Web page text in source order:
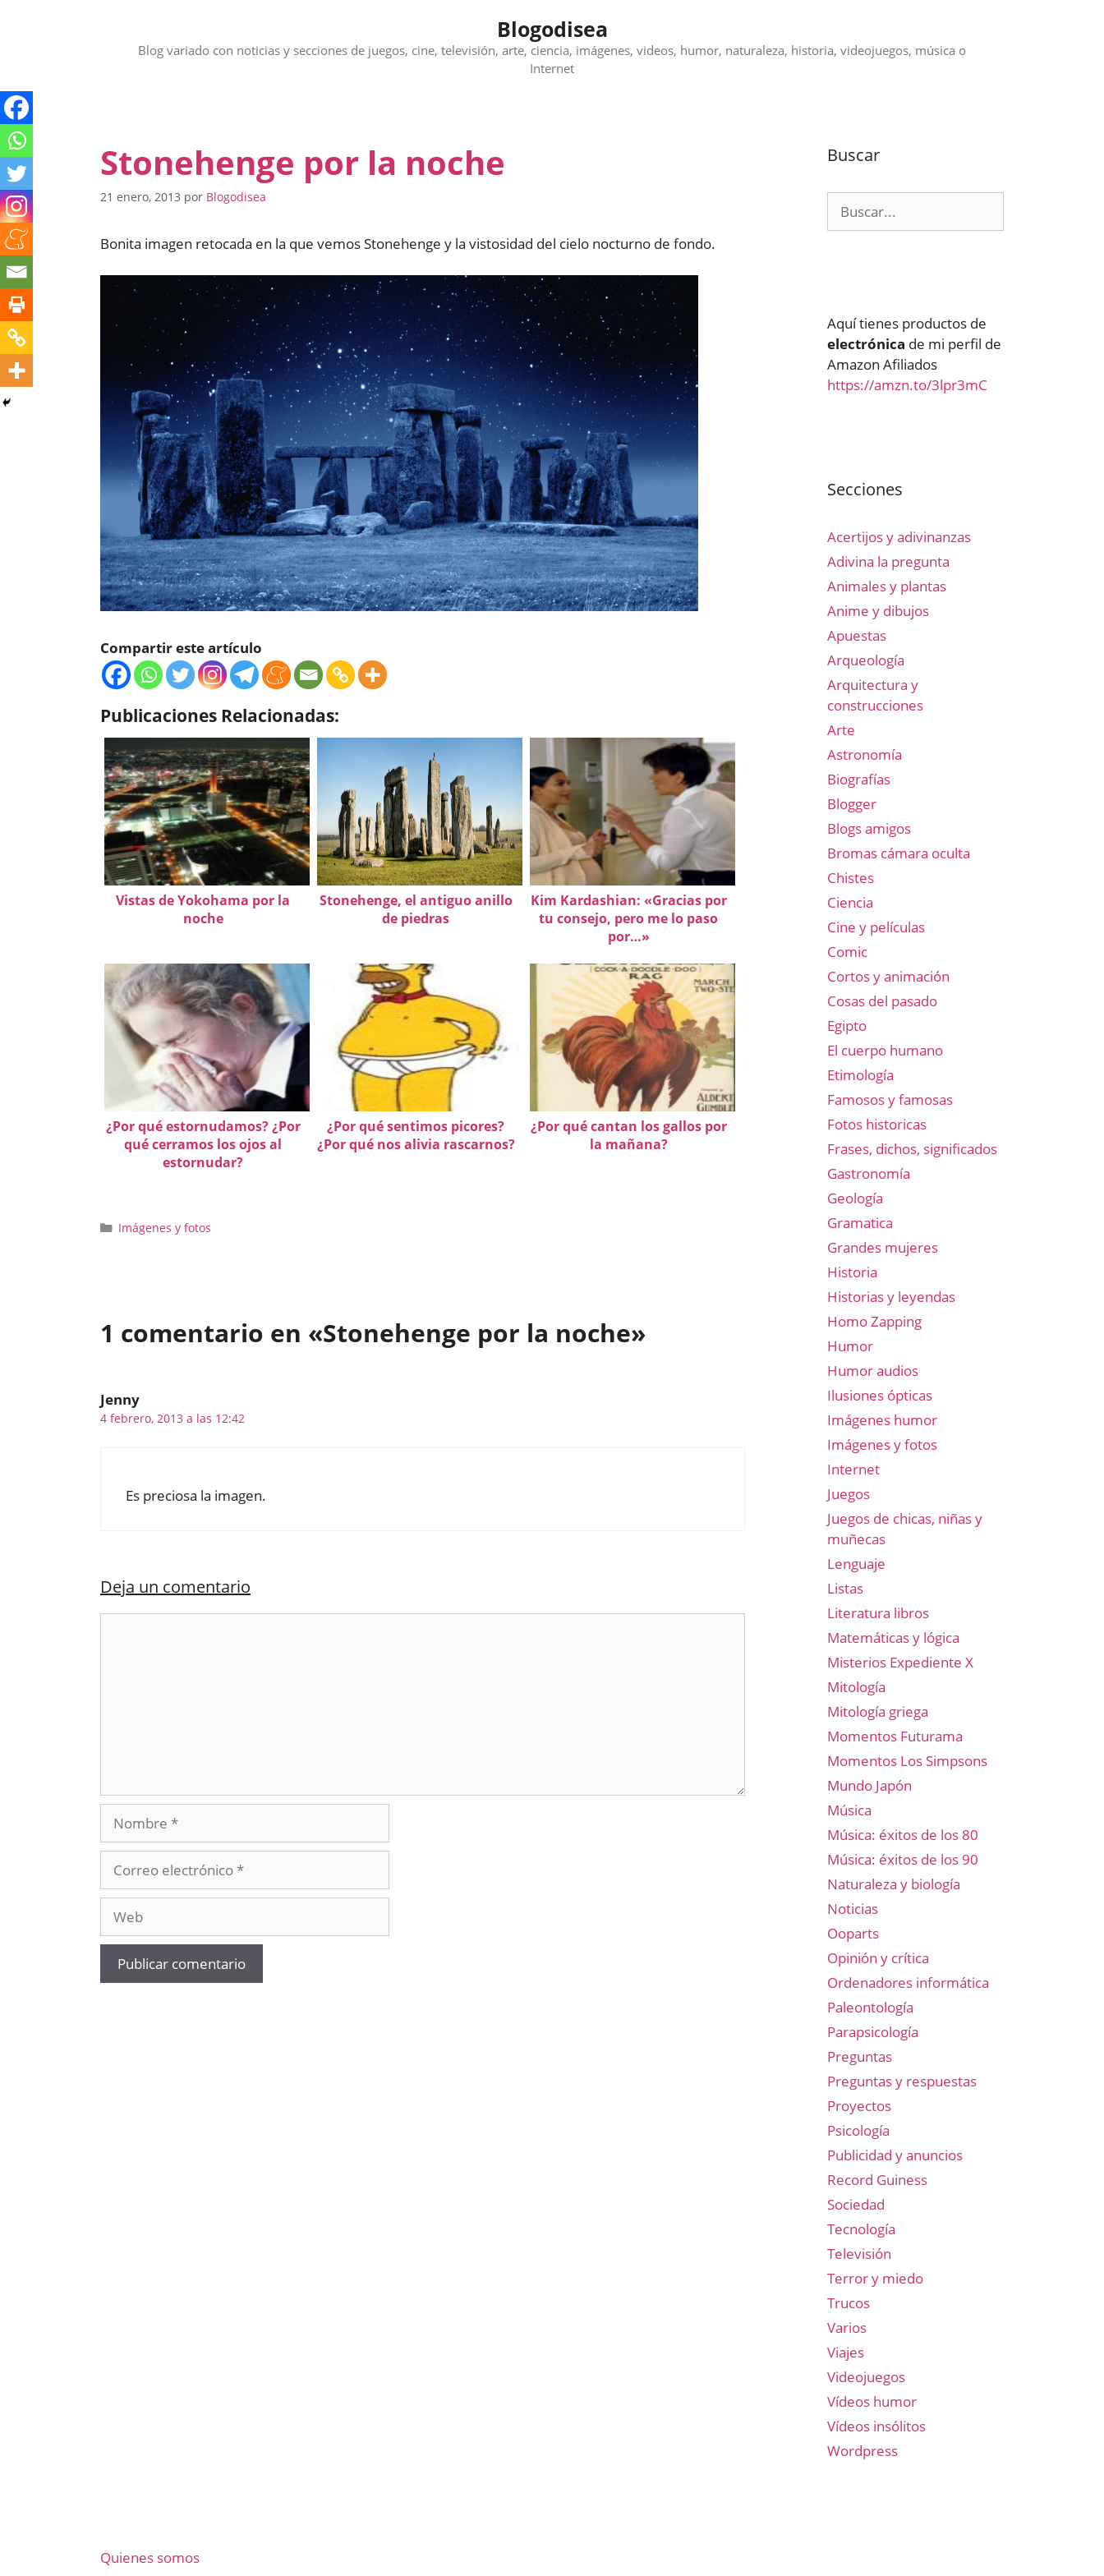
Blogodisea
Blog variado con noticias y secciones de juegos, cine, televisión, arte, ciencia, imágenes, videos, humor, naturaleza, historia, videojuegos, música o
Internet
Stonehenge por la noche
21 enero, 2013 por Blogodisea
Bonita imagen retocada en la que vemos Stonehenge y la vistosidad del cielo nocturno de fondo.
Compartir este artículo
Publicaciones Relacionadas:
Vistas de Yokohama por la
noche
Stonehenge, el antiguo anillo
de piedras
Kim Kardashian: «Gracias por
tu consejo, pero me lo paso
por…»
¿Por qué estornudamos? ¿Por
qué cerramos los ojos al
estornudar?
¿Por qué sentimos picores?
¿Por qué nos alivia rascarnos?
¿Por qué cantan los gallos por
la mañana?
Categorías
Imágenes y fotos
1 comentario en «Stonehenge por la noche»
Jenny
4 febrero, 2013 a las 12:42
Es preciosa la imagen.
Deja un comentario
Nombre
electrónico
Buscar
Aquí tienes productos de
electrónica de mi perfil de
Amazon Afiliados
https://amzn.to/3lpr3mC
Secciones
Acertijos y adivinanzas
Adivina la pregunta
Animales y plantas
Anime y dibujos
Apuestas
Arqueología
Arquitectura y
construcciones
Arte
Astronomía
Biografías
Blogger
Blogs amigos
Bromas cámara oculta
Chistes
Ciencia
Cine y películas
Comic
Cortos y animación
Cosas del pasado
Egipto
El cuerpo humano
Etimología
Famosos y famosas
Fotos historicas
Frases, dichos, significados
Gastronomía
Geología
Gramatica
Grandes mujeres
Historia
Historias y leyendas
Homo Zapping
Humor
Humor audios
Ilusiones ópticas
Imágenes humor
Imágenes y fotos
Internet
Juegos
Juegos de chicas, niñas y
muñecas
Lenguaje
Listas
Literatura libros
Matemáticas y lógica
Misterios Expediente X
Mitología
Mitología griega
Momentos Futurama
Momentos Los Simpsons
Mundo Japón
Música
Música: éxitos de los 80
Música: éxitos de los 90
Naturaleza y biología
Noticias
Ooparts
Opinión y crítica
Ordenadores informática
Paleontología
Parapsicología
Preguntas
Preguntas y respuestas
Proyectos
Psicología
Publicidad y anuncios
Record Guiness
Sociedad
Tecnología
Televisión
Terror y miedo
Trucos
Varios
Viajes
Videojuegos
Vídeos humor
Vídeos insólitos
Wordpress
Quienes somos